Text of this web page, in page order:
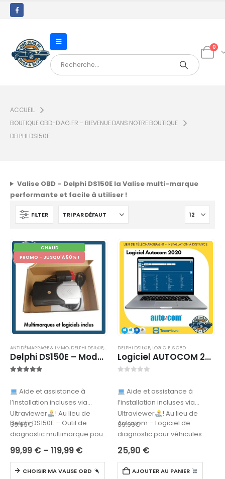
0
ACCUEIL
BOUTIQUE OBD-DIAG.FR – BIEVENUE DANS NOTRE BOUTIQUE
DELPHI DS150E
Valise OBD – Delphi DS150E la Valise multi-marque
performante et facile à utiliser !
FILTER
CHAUD
PROMO - JUSQU'À 50% !
ANTIDÉMARRAGE & IMMO, DELPHI DS150E,MULTI-MARQUES,VALISE OBD DIAGNOSTIC
Delphi DS150E – Modèle 2024 – multi-marques – Bluetooth & USB – Delphi ds150e
Aide et assistance à
l’installation incluses via
Ultraviewer
! Au lieu de
39.99€
Delphi DS150E – Outil de
diagnostic multimarque pour
voitures et camionsLe Delphi
DS150E est un outil de
diagnostic…
99,99 € – 119,99 €
CHOISIR MA VALISE OBD
DELPHI DS150E, LOGICIELS OBD
Logiciel AUTOCOM 2021 – TÉLÉCHARGEMENT
Aide et assistance à
l’installation incluses via
Ultraviewer
! Au lieu de
39.99€
Autocom – Logiciel de
diagnostic pour véhicules
légers et poids lourdsLe
Logiciel Autocom est une
solution de diagnostic…
25,90 €
AJOUTER AU PANIER